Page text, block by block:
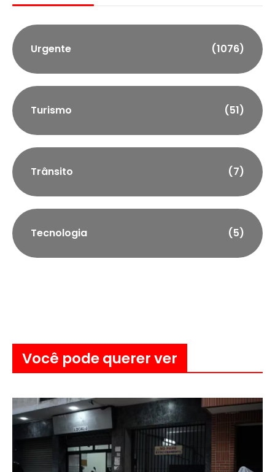
Urgente (1076)
Turismo (51)
Trânsito (7)
Tecnologia (5)
Você pode querer ver